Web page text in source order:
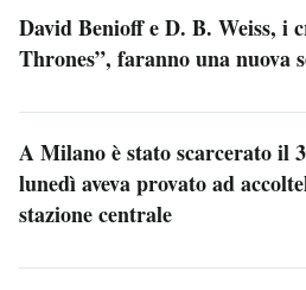
David Benioff e D. B. Weiss, i
Thrones”, faranno una nuova
A Milano è stato scarcerato il
lunedì aveva provato ad
stazione centrale